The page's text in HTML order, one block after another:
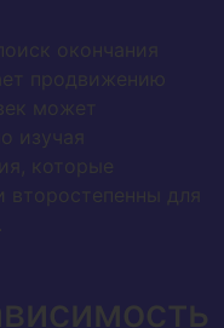
окончания
продвижению
может
изучая
которые
для